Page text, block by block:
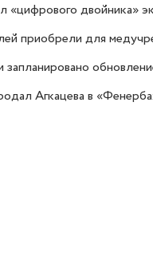
«цифрового двойника»
приобрели для
Агкацева в